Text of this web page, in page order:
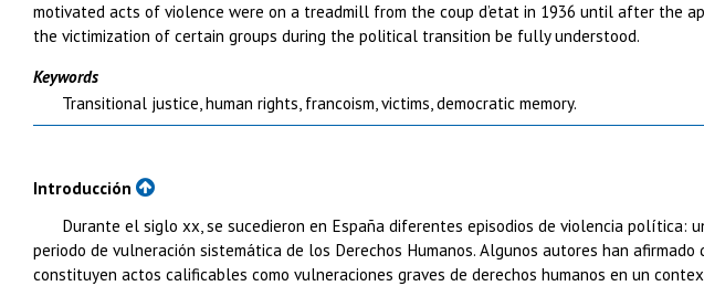
motivated acts of violence were on a treadmill from the coup d’etat in 1936 until after the
the victimization of certain groups during the political transition be fully understood.
Keywords
Transitional justice, human rights, francoism, victims, democratic memory.
Introducción
Durante el siglo xx , se sucedieron en España diferentes episodios de violencia
periodo de vulneración sistemática de los Derechos Humanos. Algunos autores han
constituyen actos calificables como vulneraciones graves de derechos humanos en un